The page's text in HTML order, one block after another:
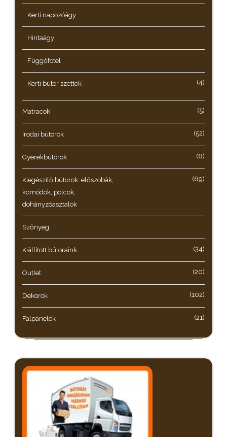
Kerti napozóágy
Hintaágy
Függőfotel
Kerti bútor szettek (4)
Matracok (5)
Irodai bútorok (52)
Gyerekbútorok (6)
Kiegészítő bútorok: előszobák,
komódok, polcok,
dohányzóasztalok
(69)
Szőnyeg
Kiállított bútoraink (34)
Outlet (20)
Dekorok (102)
Falpanelek (21)